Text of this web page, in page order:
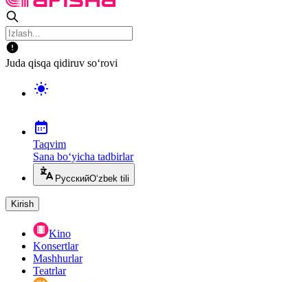
Juda qisqa qidiruv so‘rovi
Taqvim
Sana bo‘yicha tadbirlar
РусскийO‘zbek tili
Kirish
Kino
Konsertlar
Mashhurlar
Teatrlar